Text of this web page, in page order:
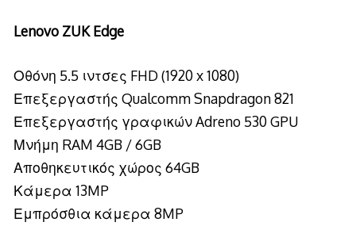
Lenovo ZUK Edge
Οθόνη 5.5 ιντσες FHD (1920 x 1080)
Επεξεργαστής Qualcomm Snapdragon 821
Επεξεργαστής γραφικών Adreno 530 GPU
Μνήμη RAM 4GB / 6GB
Αποθηκευτικός χώρος 64GB
Κάμερα 13MP
Εμπρόσθια κάμερα 8MP